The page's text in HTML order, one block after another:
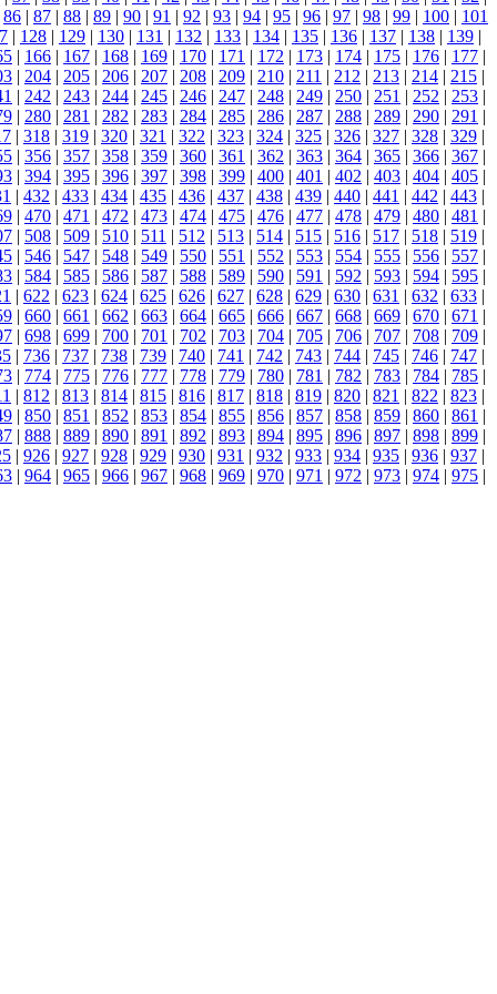
86 | 87 | 88 | 89 | 90 | 91 | 92 | 93 | 94 | 95 | 96 | 97 | 98 | 99 | 100 | 101
| 128 | 129 | 130 | 131 | 132 | 133 | 134 | 135 | 136 | 137 | 138 | 139 |
| 166 | 167 | 168 | 169 | 170 | 171 | 172 | 173 | 174 | 175 | 176 | 177 |
| 204 | 205 | 206 | 207 | 208 | 209 | 210 | 211 | 212 | 213 | 214 | 215 |
| 242 | 243 | 244 | 245 | 246 | 247 | 248 | 249 | 250 | 251 | 252 | 253 |
| 280 | 281 | 282 | 283 | 284 | 285 | 286 | 287 | 288 | 289 | 290 | 291 |
| 318 | 319 | 320 | 321 | 322 | 323 | 324 | 325 | 326 | 327 | 328 | 329 |
| 356 | 357 | 358 | 359 | 360 | 361 | 362 | 363 | 364 | 365 | 366 | 367 |
| 394 | 395 | 396 | 397 | 398 | 399 | 400 | 401 | 402 | 403 | 404 | 405 |
| 432 | 433 | 434 | 435 | 436 | 437 | 438 | 439 | 440 | 441 | 442 | 443 |
| 470 | 471 | 472 | 473 | 474 | 475 | 476 | 477 | 478 | 479 | 480 | 481 |
| 508 | 509 | 510 | 511 | 512 | 513 | 514 | 515 | 516 | 517 | 518 | 519 |
| 546 | 547 | 548 | 549 | 550 | 551 | 552 | 553 | 554 | 555 | 556 | 557 |
| 584 | 585 | 586 | 587 | 588 | 589 | 590 | 591 | 592 | 593 | 594 | 595 |
| 622 | 623 | 624 | 625 | 626 | 627 | 628 | 629 | 630 | 631 | 632 | 633 |
| 660 | 661 | 662 | 663 | 664 | 665 | 666 | 667 | 668 | 669 | 670 | 671 |
| 698 | 699 | 700 | 701 | 702 | 703 | 704 | 705 | 706 | 707 | 708 | 709 |
| 736 | 737 | 738 | 739 | 740 | 741 | 742 | 743 | 744 | 745 | 746 | 747 |
| 774 | 775 | 776 | 777 | 778 | 779 | 780 | 781 | 782 | 783 | 784 | 785 |
| 812 | 813 | 814 | 815 | 816 | 817 | 818 | 819 | 820 | 821 | 822 | 823 |
| 850 | 851 | 852 | 853 | 854 | 855 | 856 | 857 | 858 | 859 | 860 | 861 |
| 888 | 889 | 890 | 891 | 892 | 893 | 894 | 895 | 896 | 897 | 898 | 899 |
| 926 | 927 | 928 | 929 | 930 | 931 | 932 | 933 | 934 | 935 | 936 | 937 |
| 964 | 965 | 966 | 967 | 968 | 969 | 970 | 971 | 972 | 973 | 974 | 975 |